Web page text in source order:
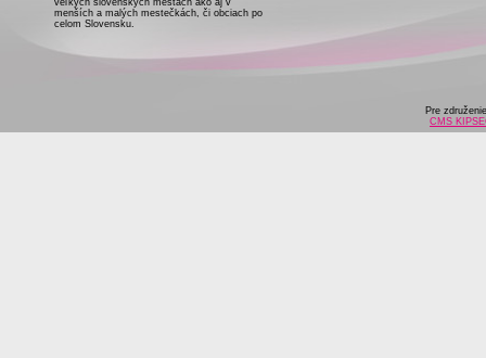
veľkých slovenských mestách ako aj v
menších a malých mestečkách, či obciach po
celom Slovensku.
Pre
CMS